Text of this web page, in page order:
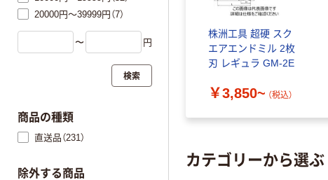
超硬 ボー
株洲工具 超硬 スク
エアエンドミル 2枚
刃 レギュラ GM-2E
￥3,850~ （税込）
カテゴリーから選ぶ
20000円～39999円（7）
〜 円
検索
商品の種類
直送品（231）
除外する商品